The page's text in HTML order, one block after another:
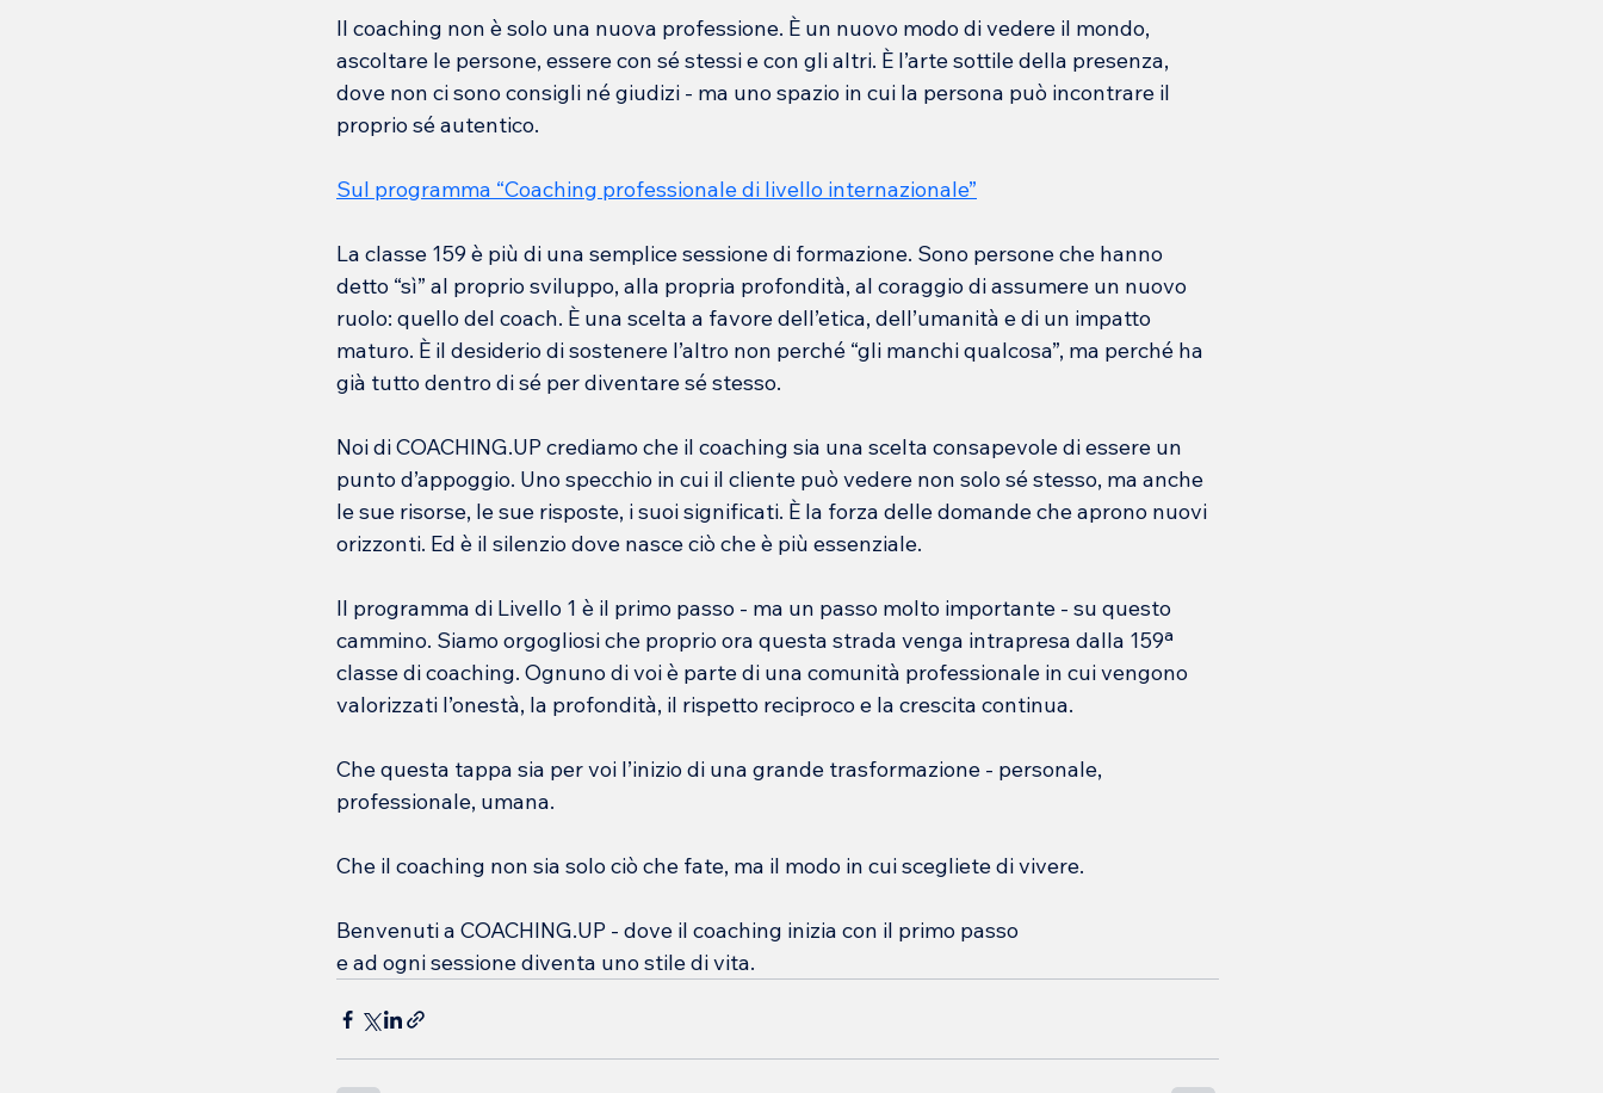
Il coaching non è solo una nuova professione. È un nuovo modo di vedere il mondo,
ascoltare le persone, essere con sé stessi e con gli altri. È l’arte sottile della presenza,
dove non ci sono consigli né giudizi - ma uno spazio in cui la persona può incontrare il
proprio sé autentico.
Sul programma “Coaching professionale di livello internazionale”
La classe 159 è più di una semplice sessione di formazione. Sono persone che hanno
detto “sì” al proprio sviluppo, alla propria profondità, al coraggio di assumere un nuovo
ruolo: quello del coach. È una scelta a favore dell’etica, dell’umanità e di un impatto
maturo. È il desiderio di sostenere l’altro non perché “gli manchi qualcosa”, ma perché ha
già tutto dentro di sé per diventare sé stesso.
Noi di COACHING.UP crediamo che il coaching sia una scelta consapevole di essere un
punto d’appoggio. Uno specchio in cui il cliente può vedere non solo sé stesso, ma anche
le sue risorse, le sue risposte, i suoi significati. È la forza delle domande che aprono nuovi
orizzonti. Ed è il silenzio dove nasce ciò che è più essenziale.
Il programma di Livello 1 è il primo passo - ma un passo molto importante - su questo
cammino. Siamo orgogliosi che proprio ora questa strada venga intrapresa dalla 159ª
classe di coaching. Ognuno di voi è parte di una comunità professionale in cui vengono
valorizzati l’onestà, la profondità, il rispetto reciproco e la crescita continua.
Che questa tappa sia per voi l’inizio di una grande trasformazione - personale,
professionale, umana.
Che il coaching non sia solo ciò che fate, ma il modo in cui scegliete di vivere.
Benvenuti a COACHING.UP - dove il coaching inizia con il primo passo
e ad ogni sessione diventa uno stile di vita.